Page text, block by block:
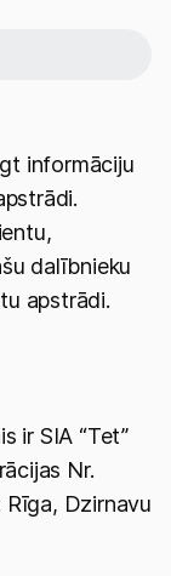
informāciju
dalībnieku
apstrādi.
ir SIA “Tet”
Nr.
Dzirnavu